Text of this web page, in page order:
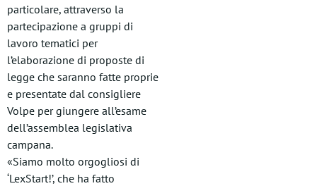
particolare, attraverso la
partecipazione a gruppi di
lavoro tematici per
l’elaborazione di proposte di
legge che saranno fatte proprie
e presentate dal consigliere
Volpe per giungere all’esame
dell’assemblea legislativa
campana.
«Siamo molto orgogliosi di
‘LexStart!’, che ha fatto